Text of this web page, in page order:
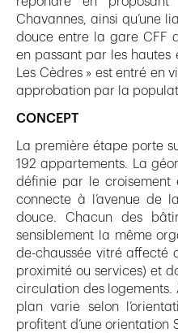
Chavannes, ainsi qu’une
douce entre la gare CFF
en passant par les hautes
Les Cèdres » est entré en
approbation par la
CONCEPT
La première étape porte
192 appartements. La
définie par le croisement
connecte à l’avenue de
douce. Chacun des
sensiblement la même
de-chaussée vitré affecté
proximité ou services) et
circulation des logements.
plan varie selon
profitent d’une orientation